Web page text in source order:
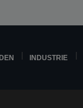
INDUSTRIE